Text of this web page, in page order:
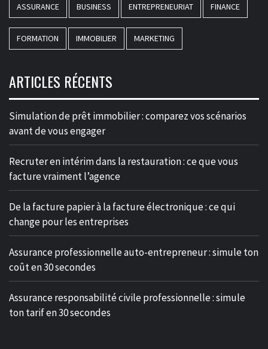
ASSURANCE BUSINESS ENTREPRENEURIAT FINANCE
FORMATION IMMOBILIER MARKETING
ARTICLES RÉCENTS
Simulation de prêt immobilier : comparez vos scénarios
avant de vous engager
Recruter en intérim dans la restauration : ce que vous
facture vraiment l’agence
De la facture papier à la facture électronique : ce qui
change pour les entreprises
Assurance professionnelle auto-entrepreneur : simule ton
coût en 30 secondes
Assurance responsabilité civile professionnelle : simule
ton tarif en 30 secondes